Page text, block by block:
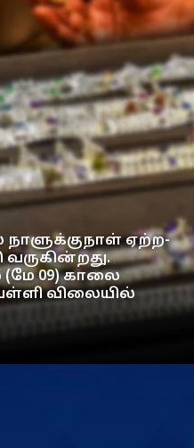
ஏற்ற-
09) காலை
விலையில்